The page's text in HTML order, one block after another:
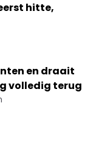
hitte,
en draait
volledig terug